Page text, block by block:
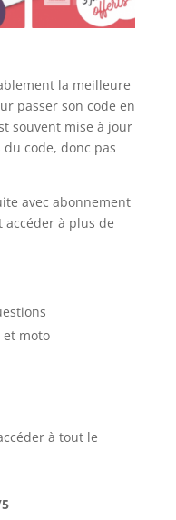
la meilleure
passer son code en
souvent mise à jour
code, donc pas
avec abonnement
à plus de
et moto
à tout le